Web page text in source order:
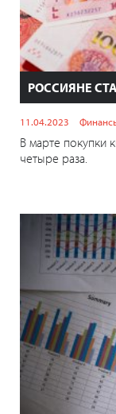
РОССИЯНЕ
11.04.2023
В марте покупки
четыре раза.